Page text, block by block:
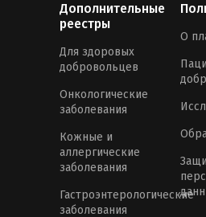
Дополнительные
реестры
Для здоровых
добровольцев
Онкологические
заболевания
Кожные и
аллергические
заболевания
Гастроэнтерологические
заболевания
О